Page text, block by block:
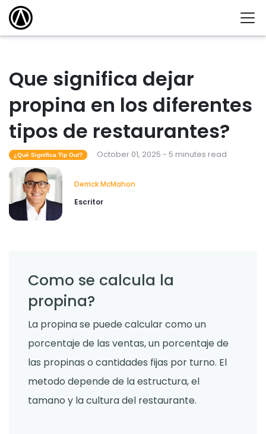
Que significa dejar
propina en los diferentes
tipos de restaurantes?
¿Qué Significa Tip Out? October 01, 2025 - 5 minutes read
Derrick McMahon
Escritor
Como se calcula la
propina?
La propina se puede calcular como un
porcentaje de las ventas, un porcentaje de
las propinas o cantidades fijas por turno. El
metodo depende de la estructura, el
tamano y la cultura del restaurante.